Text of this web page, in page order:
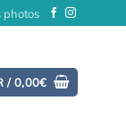
photos
/0,00€